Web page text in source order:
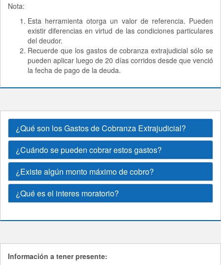
Nota:
Esta herramienta otorga un valor de referencia. Pueden
existir diferencias en virtud de las condiciones particulares
del deudor.
Recuerde que los gastos de cobranza extrajudicial sólo se
pueden aplicar luego de 20 días corridos desde que venció
la fecha de pago de la deuda.
¿Qué son los Gastos de Cobranza Extrajudicial?
¿Cuándo se pueden cobrar estos gastos?
¿Existe algún monto máximo de cobro?
¿Qué es el interes moratorio?
Información a tener presente: